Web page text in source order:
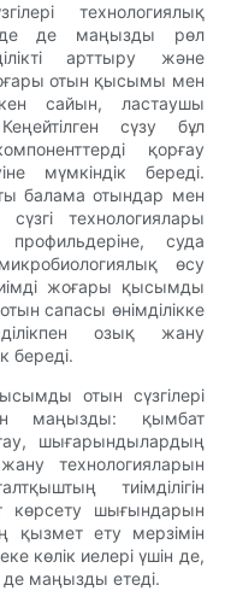
технологиялық
де маңызды рөл
арттыру және
отын қысымы мен
сайын, ластаушы
сүзу бұл
қорғау
мүмкіндік береді.
балама отындар мен
технологиялары
суда
өсу
жоғары қысымды
сапасы өнімділікке
озық жану
береді.
отын сүзгілері
маңызды: қымбат
шығарындылардың
технологияларын
тиімділігін
көрсету шығындарын
қызмет ету мерзімін
көлік иелері үшін де,
маңызды етеді.